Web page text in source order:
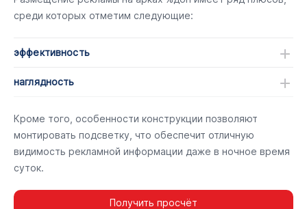
среди которых отметим следующие:
эффективность
наглядность
Кроме того, особенности конструкции позволяют
монтировать подсветку, что обеспечит отличную
видимость рекламной информации даже в ночное время
суток.
Получить просчёт